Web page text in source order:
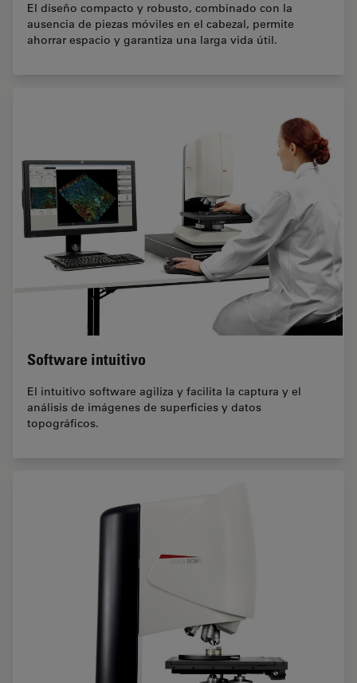
El diseño compacto y robusto, combinado con la
ausencia de piezas móviles en el cabezal, permite
ahorrar espacio y garantiza una larga vida útil.
Software intuitivo
El intuitivo software agiliza y facilita la captura y el
análisis de imágenes de superficies y datos
topográficos.